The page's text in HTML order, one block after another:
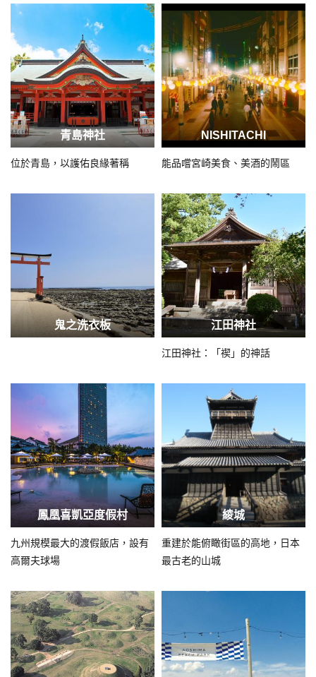
青島神社
位於青島，以護佑良緣著稱
NISHITACHI
能品嚐宮崎美食、美酒的鬧區
鬼之洗衣板 江田神社
江田神社：「禊」的神話
鳳凰喜凱亞度假村
九州規模最大的渡假飯店，設有
高爾夫球場
綾城
重建於能俯瞰街區的高地，日本
最古老的山城